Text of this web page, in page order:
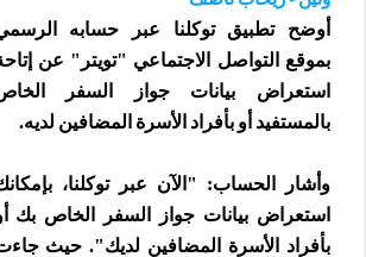
أوضح تطبيق توكلنا عبر حسابه
بموقع التواصل الاجتماعي "تويتر" عن
استعراض بيانات جواز السفر
بالمستفيد أو بأفراد الأسرة المضافين لديه.‏
وأشار الحساب: "الآن عبر توكلنا،
استعراض بيانات جواز السفر الخاص بك
بأفراد ‏الأسرة المضافين لديك". حيث